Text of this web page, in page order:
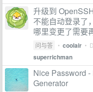
升级到
不能自动登录了
哪里变更了需要
问与答 • coolair •
superrichman
Nice Password
Generator